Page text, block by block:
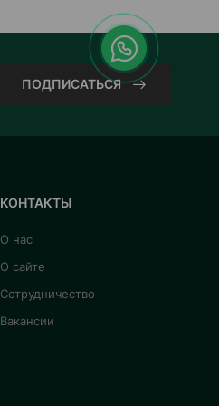
ПОДПИСАТЬСЯ
КОНТАКТЫ
О нас
О сайте
Сотрудничество
Вакансии